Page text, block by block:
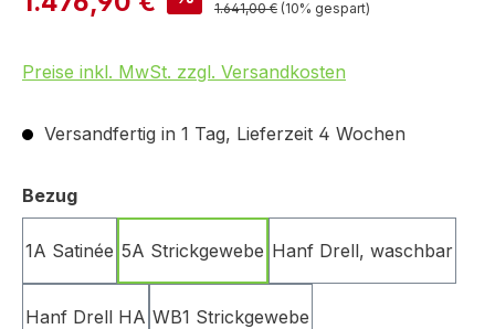
1.641,00 € (10% gespart)
Preise inkl. MwSt. zzgl. Versandkosten
Versandfertig in 1 Tag, Lieferzeit 4 Wochen
Bezugauswählen
1A Satinée 5A Strickgewebe Hanf Drell, waschbar
Hanf Drell HA WB1 Strickgewebe